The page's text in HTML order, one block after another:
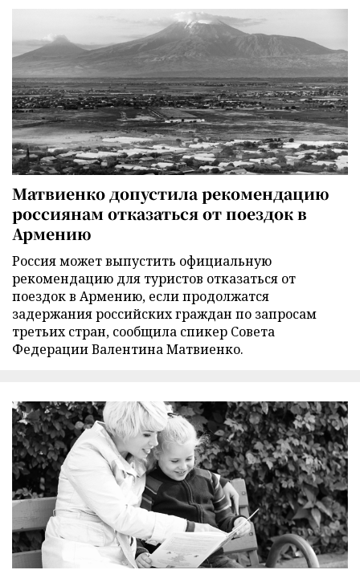
Матвиенко допустила рекомендацию
россиянам отказаться от поездок в
Армению
Россия может выпустить официальную
рекомендацию для туристов отказаться от
поездок в Армению, если продолжатся
задержания российских граждан по запросам
третьих стран, сообщила спикер Совета
Федерации Валентина Матвиенко.